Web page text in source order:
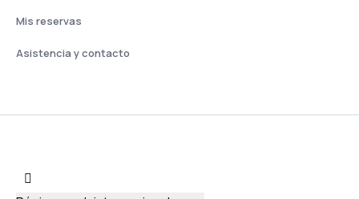
Mis reservas
Asistencia y contacto